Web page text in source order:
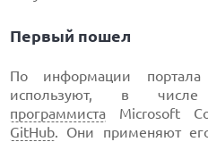
Первый пошел
По информации портала
используют, в
программиста Microsoft
GitHub. Они применяют